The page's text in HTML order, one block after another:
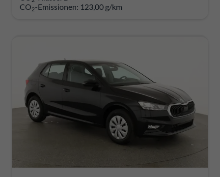
CO2-Emissionen: 123,00 g/km